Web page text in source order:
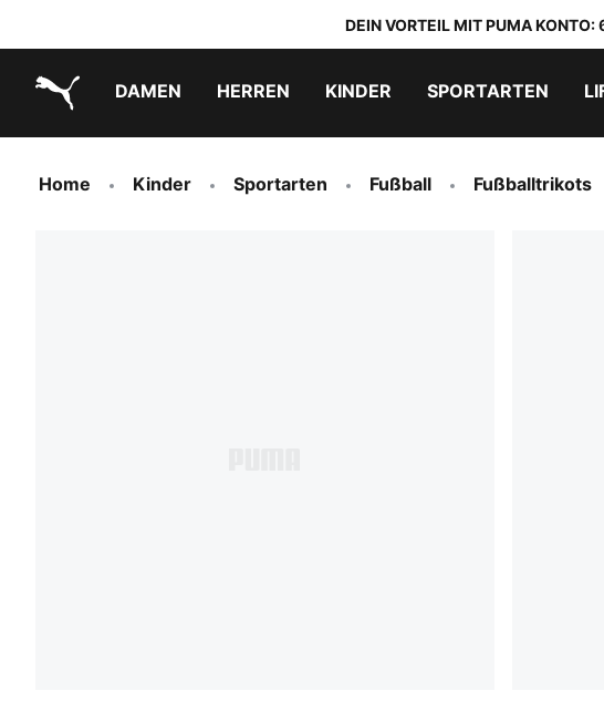
DEIN VORTEIL MIT PUMA
DAMEN HERREN KINDER SPORTARTEN
Home Kinder Sportarten Fußball Fußballtrikots